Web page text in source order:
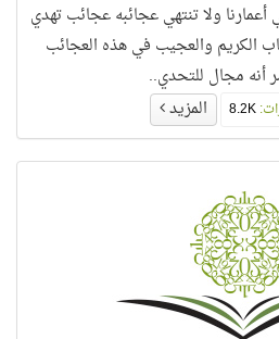
أعمارنا ولا تنتهي عجائبه عجائب تهدي
الكريم والعجيب في هذه العجائب
أنه مجال للتحدي..
المزيد